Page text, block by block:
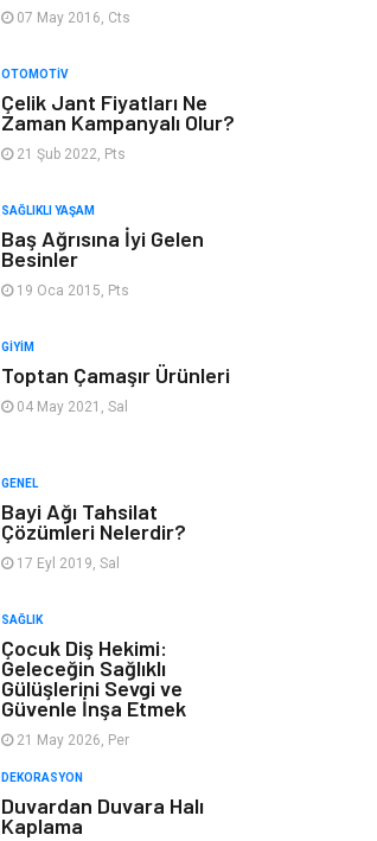
Moda
Hobi
Gayrimenkul
Bilgisayar &
Yazılım
Turizm
Tekstil
Grafik Tasarım
Gençlik
07 May 2016, Cts
OTOMOTIV
Çelik Jant Fiyatları Ne
Zaman Kampanyalı Olur?
21 Şub 2022, Pts
SAĞLIKLI YAŞAM
Baş Ağrısına İyi Gelen
Besinler
19 Oca 2015, Pts
GIYIM
Toptan Çamaşır Ürünleri
04 May 2021, Sal
GENEL
Bayi Ağı Tahsilat
Çözümleri Nelerdir?
17 Eyl 2019, Sal
SAĞLIK
Çocuk Diş Hekimi:
Geleceğin Sağlıklı
Gülüşlerini Sevgi ve
Güvenle İnşa Etmek
21 May 2026, Per
DEKORASYON
Duvardan Duvara Halı
Kaplama